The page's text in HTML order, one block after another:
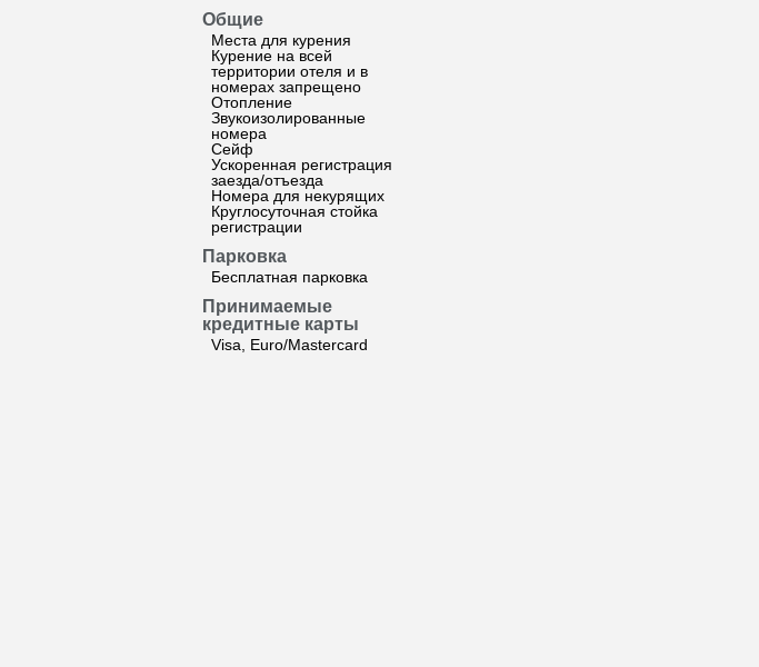
Общие
Места для курения
Курение на всей
территории отеля и в
номерах запрещено
Отопление
Звукоизолированные
номера
Сейф
Ускоренная регистрация
заезда/отъезда
Номера для некурящих
Круглосуточная стойка
регистрации
Парковка
Бесплатная парковка
Принимаемые
кредитные карты
Visa, Euro/Mastercard